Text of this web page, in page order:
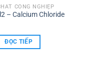
CÔNG NGHIỆP
– Calcium Chloride
ĐỌC TIẾP